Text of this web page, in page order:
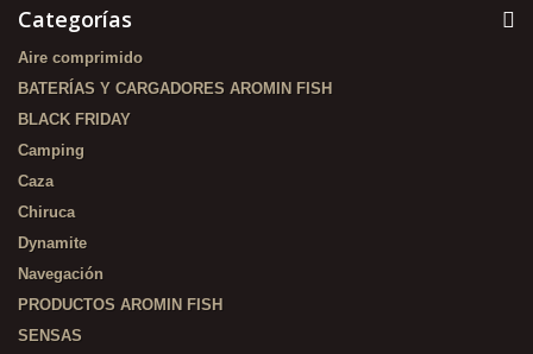
Categorías
Aire comprimido
BATERÍAS Y CARGADORES AROMIN FISH
BLACK FRIDAY
Camping
Caza
Chiruca
Dynamite
Navegación
PRODUCTOS AROMIN FISH
SENSAS